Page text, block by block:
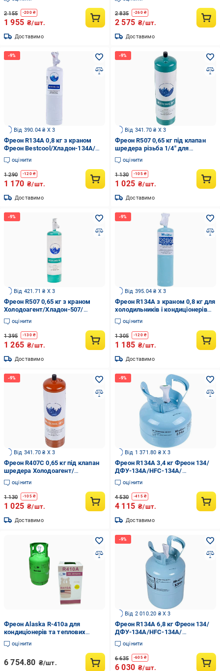
(00000043297)
2 155 -200₴
1 955 ₴/шт.
Доставимо
(00000042276)
2 835 -260₴
2 575 ₴/шт.
Доставимо
Від 390.04 ₴ X 3
Фреон R134A 0,8 кг з краном
Фреон Bestcool/Хладон-134A/
ДФУ-134A/HFC-134A
(00000044220)
оцінити
1 290 -120₴
1 170 ₴/шт.
Доставимо
Від 341.70 ₴ X 3
Фреон R507 0,65 кг під клапан
шредера різьба 1/4" для
холодильного обладнання
(00000043294)
оцінити
1 130 -105₴
1 025 ₴/шт.
Доставимо
Від 421.71 ₴ X 3
Фреон R507 0,65 кг з краном
Холодоагент/Хладон-507/
ДФУ-507/HFC-507 (00000044219)
оцінити
1 395 -130₴
1 265 ₴/шт.
Доставимо
Від 395.04 ₴ X 3
Фреон R134A з краном 0,8 кг для
холодильників і кондиціонерів
Whicepart (00000050212)
оцінити
1 305 -120₴
1 185 ₴/шт.
Доставимо
Від 341.70 ₴ X 3
Фреон R407C 0,65 кг під клапан
шредера Холодоагент/
Хладон-407C/ДФУ-407C
(00000044218)
оцінити
1 130 -105₴
1 025 ₴/шт.
Доставимо
Від 1 371.80 ₴ X 3
Фреон R134A 3,4 кг Фреон 134/
ДФУ-134A/HFC-134A/
Хладон-134A (00000043288)
оцінити
4 530 -415₴
4 115 ₴/шт.
Доставимо
Фреон Alaska R-410a для
кондиціонерів та теплових
насосів 10 кг
оцінити
6 754.80 ₴/шт.
Від 2 010.20 ₴ X 3
Фреон R134A 6,8 кг Фреон 134/
ДФУ-134A/HFC-134A/
Хладон-134A (00000044214)
оцінити
6 635 -605₴
6 030 ₴/шт.